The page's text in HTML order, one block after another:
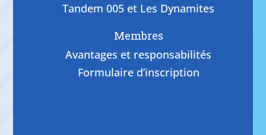
Tandem 005 et Les Dynamites
Membres
Avantages et responsabilités
Formulaire d’inscription